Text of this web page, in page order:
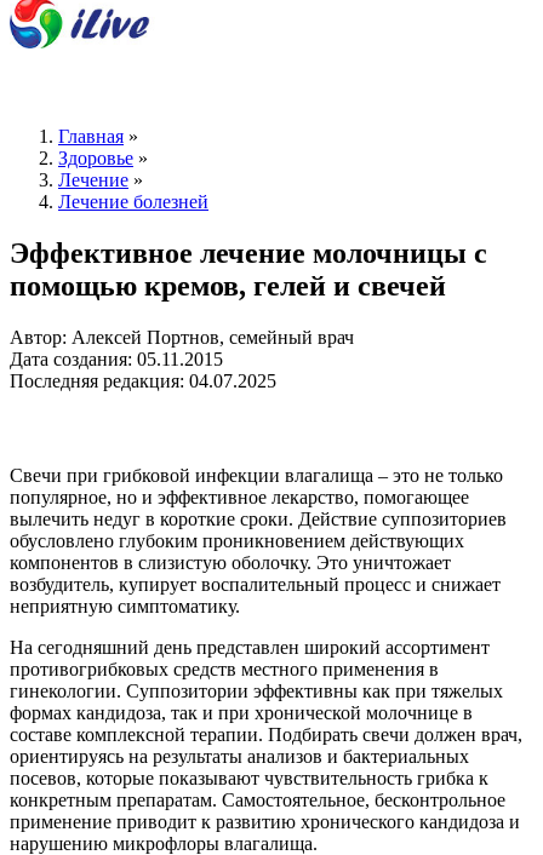
Главная »
Здоровье »
Лечение »
Лечение болезней
Эффективное лечение молочницы с
помощью кремов, гелей и свечей
Автор: Алексей Портнов, семейный врач
Дата создания: 05.11.2015
Последняя редакция: 04.07.2025
Свечи при грибковой инфекции влагалища – это не только
популярное, но и эффективное лекарство, помогающее
вылечить недуг в короткие сроки. Действие суппозиториев
обусловлено глубоким проникновением действующих
компонентов в слизистую оболочку. Это уничтожает
возбудитель, купирует воспалительный процесс и снижает
неприятную симптоматику.
На сегодняшний день представлен широкий ассортимент
противогрибковых средств местного применения в
гинекологии. Суппозитории эффективны как при тяжелых
формах кандидоза, так и при хронической молочнице в
составе комплексной терапии. Подбирать свечи должен врач,
ориентируясь на результаты анализов и бактериальных
посевов, которые показывают чувствительность грибка к
конкретным препаратам. Самостоятельное, бесконтрольное
применение приводит к развитию хронического кандидоза и
нарушению микрофлоры влагалища.